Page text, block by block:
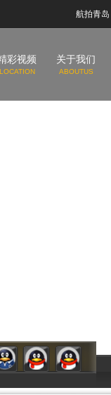
航拍青岛
彩视频
LOCATION
关于我们
ABOUTUS